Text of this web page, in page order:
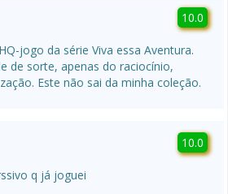
10.0
jogo da série Viva essa Aventura.
de sorte, apenas do raciocínio,
Este não sai da minha coleção.
10.0
q já joguei